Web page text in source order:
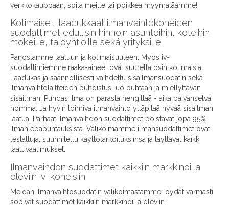
verkkokauppaan, soita meille tai poikkea myymäläämme!
Kotimaiset, laadukkaat ilmanvaihtokoneiden
suodattimet edullisin hinnoin asuntoihin, koteihin,
mökeille, taloyhtiöille sekä yrityksille
Panostamme laatuun ja kotimaisuuteen. Myös iv-
suodattimiemme raaka-aineet ovat suurelta osin kotimaisia.
Laadukas ja säännöllisesti vaihdettu sisäilmansuodatin sekä
ilmanvaihtolaitteiden puhdistus luo puhtaan ja miellyttävän
sisäilman. Puhdas ilma on parasta hengittää - aika päivänselvä
homma. Ja hyvin toimiva ilmanvaihto ylläpitää hyvää sisäilman
laatua. Parhaat ilmanvaihdon suodattimet poistavat jopa 95%
ilman epäpuhtauksista. Valikoimamme ilmansuodattimet ovat
testattuja, suunniteltu käyttötarkoituksiinsa ja täyttävät kaikki
laatuvaatimukset.
Ilmanvaihdon suodattimet kaikkiin markkinoilla
oleviin iv-koneisiin
Meidän ilmanvaihtosuodatin valikoimastamme löydät varmasti
sopivat suodattimet kaikkiin markkinoilla oleviin